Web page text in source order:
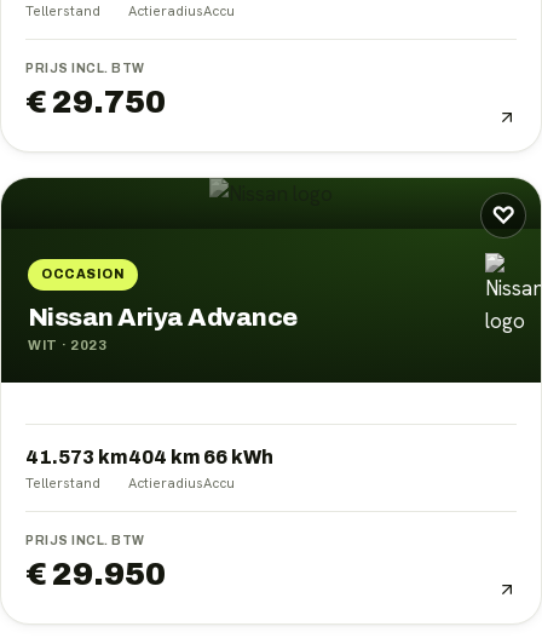
Tellerstand ActieradiusAccu
PRIJS INCL. BTW
€ 29.750
♡
OCCASION
Nissan Ariya Advance
WIT · 2023
41.573 km
Tellerstand
404 km
Actieradius
66 kWh
Accu
PRIJS INCL. BTW
€ 29.950